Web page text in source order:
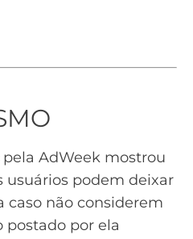
AdWeek mostrou
usuários podem deixar
caso não considerem
postado por ela